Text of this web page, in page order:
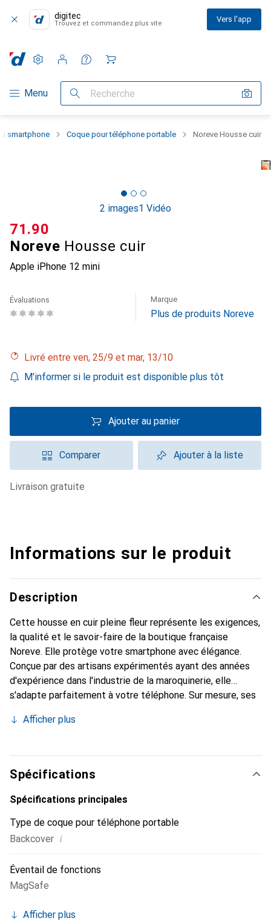
digitec
Trouvez et commandez plus vite Vers l'app
Navigation par catégorie
Menu Recherche
Paramètres
Compte client
Listes de comparaison
Listes d'envies
Panier
smartphone Coque pour téléphone portable Noreve Housse cuir
2 images1 Vidéo
Noreve Housse cuir
Apple iPhone 12 mini
CHF
71.90
Évaluations Marque
Plus de produits Noreve
Livré entre ven, 25/9 et mar, 13/10
M'informer si le produit est disponible plus tôt
Ajouter au panier
Comparer Ajouter à la liste
livraison gratuite
Informations sur le produit
Description
Cette housse en cuir pleine fleur représente les exigences,
la qualité et le savoir-faire de la boutique française
Noreve. Elle protège votre smartphone avec élégance.
Conçue par des artisans expérimentés ayant des années
d'expérience dans l'industrie de la maroquinerie, elle
s'adapte parfaitement à votre téléphone. Sur mesure, ses
Elle devient l'accessoire chic et indispensable pour votre
internationalement pour ses produits de haute qualité et
constitue un choix fiable pour une clientèle exigeante.
Afficher plus
Spécifications
Spécifications principales
Type de coque pour téléphone portable
Backcover i
Éventail de fonctions
MagSafe
Afficher plus